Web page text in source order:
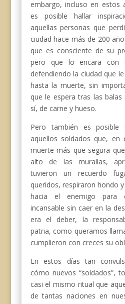
embargo, incluso en estos
es posible hallar
aquellas personas que
ciudad hace más de 200
que es consciente de su
pero que lo encara con
defendiendo la ciudad que
hasta la muerte, sin
que le espera tras las
sí, de carne y hueso.
Pero también es posible
aquellos soldados que,
muerte más que segura
alto de las murallas,
tuvieron un recuerdo
queridos, respiraron hondo
hacia el enemigo para
incansable sin caer en la
era el deber, la
patria, como queramos
cumplieron con creces su
En estos días tan
cómo nuevos “soldados”,
casi el mismo ritual que
de tantas naciones en